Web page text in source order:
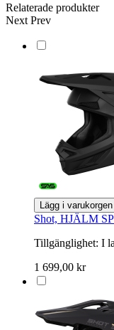
Relaterade produkter
Next Prev
Lägg i varukorgen
Shot, HJÄLM
Tillgänglighet: I
1 699,00 kr